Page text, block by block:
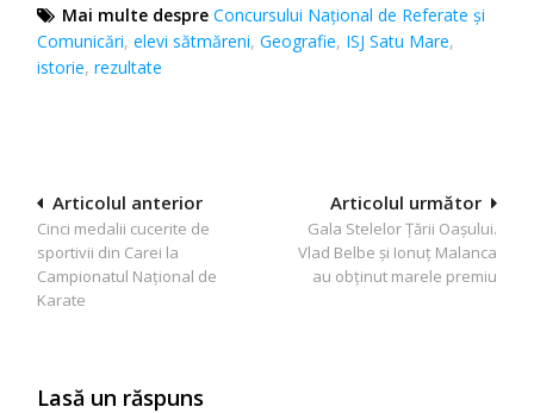
Mai multe despre Concursului Naţional de Referate şi
Comunicări,elevi sătmăreni,Geografie, ISJ Satu Mare,
istorie,rezultate
Navigare
în
articole
Articolul următor
Gala Stelelor Țării Oașului.
Vlad Belbe și Ionuț Malanca
au obținut marele premiu
Articolul anterior
Cinci medalii cucerite de
sportivii din Carei la
Campionatul Național de
Karate
Lasă un răspuns